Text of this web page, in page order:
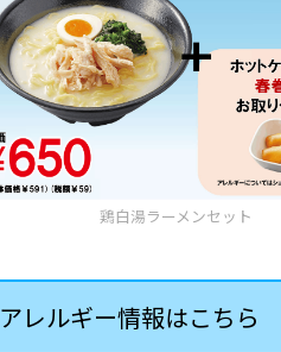
鶏白湯ラーメンセット
アレルギー情報はこちら